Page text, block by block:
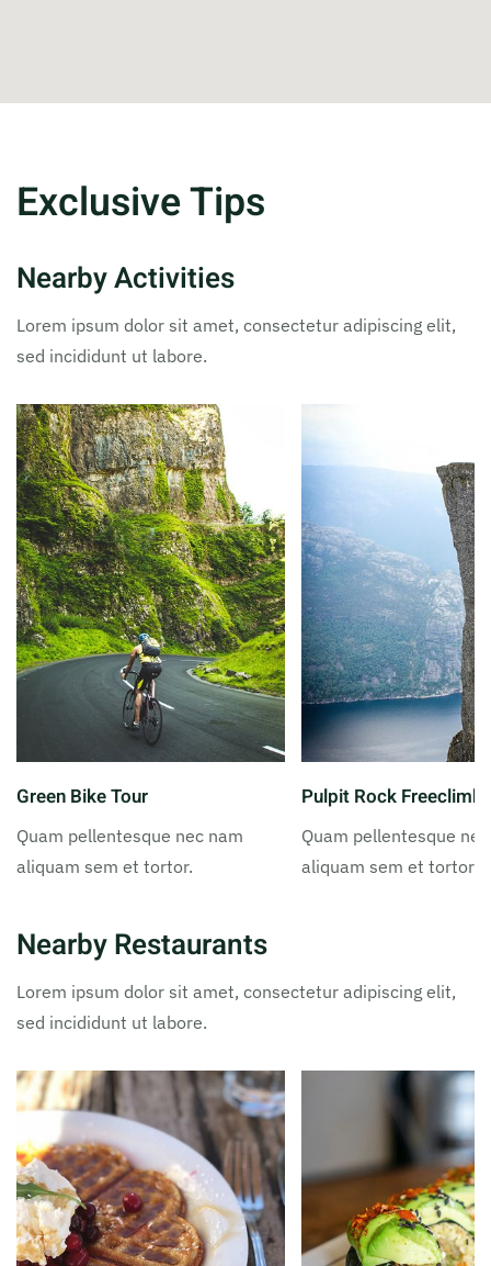
Exclusive Tips
Nearby Activities
Lorem ipsum dolor sit amet, consectetur adipiscing elit,
sed incididunt ut labore.
Green Bike Tour
Quam pellentesque nec nam
aliquam sem et tortor.
Pulpit Rock
Quam pellentesque
aliquam sem et tortor.
Nearby Restaurants
Lorem ipsum dolor sit amet, consectetur adipiscing elit,
sed incididunt ut labore.